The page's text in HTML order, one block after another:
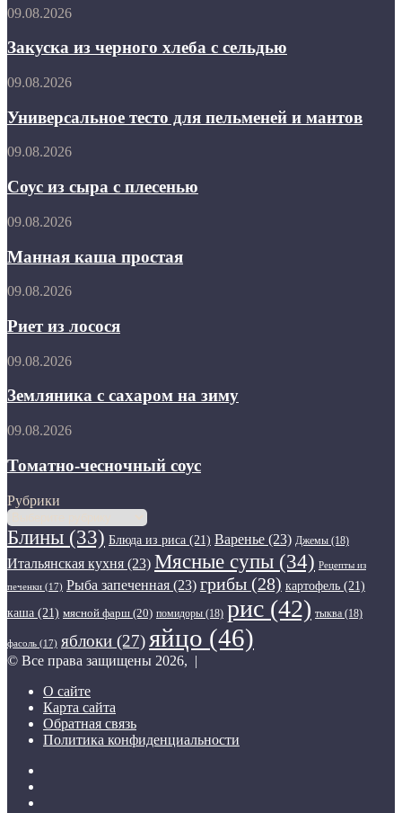
Закуска
черного
хлеба
с
09.08.2026
Закуска из черного хлеба с сельдью
Универсальное
для
пельменей
и
09.08.2026
Универсальное тесто для пельменей и мантов
Соус
сыра
с
плесенью
09.08.2026
Соус из сыра с плесенью
Манная
простая
09.08.2026
Манная каша простая
Риет
лосося
09.08.2026
Риет из лосося
Земляника
сахаром
зиму
09.08.2026
Земляника с сахаром на зиму
Томатно-
соус
09.08.2026
Томатно-чесночный соус
Рубрики
Рубрики
Блины (33) Блюда из риса (21) Варенье (23) Джемы (18)
Итальянская кухня (23) Мясные супы (34) Рецепты из
печенки (17) Рыба запеченная (23) грибы (28) картофель (21)
каша (21) мясной фарш (20) помидоры (18) рис (42) тыква (18)
фасоль (17) яблоки (27) яйцо (46)
© Все права защищены 2026, |
О сайте
Карта сайта
Обратная связь
Политика конфиденциальности